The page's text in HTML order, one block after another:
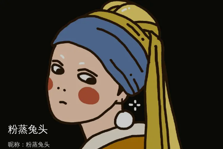
粉蒸兔头
昵称： 粉蒸兔头